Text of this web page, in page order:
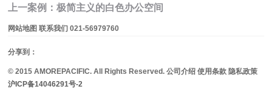
上一案例：极简主义的白色办公空间
网站地图 联系我们 021-56979760
分享到：
© 2015 AMOREPACIFIC. All Rights Reserved. 公司介绍 使用条款 隐私政策
沪ICP备14046291号-2